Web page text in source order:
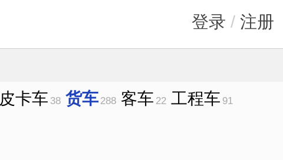
登录 / 注册
皮卡车 38 货车 288 客车 22 工程车 91